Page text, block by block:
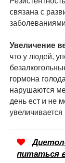
связана с
Увеличение
что у людей,
гормона
нарушаются
день ест и не
увеличивается
питаться